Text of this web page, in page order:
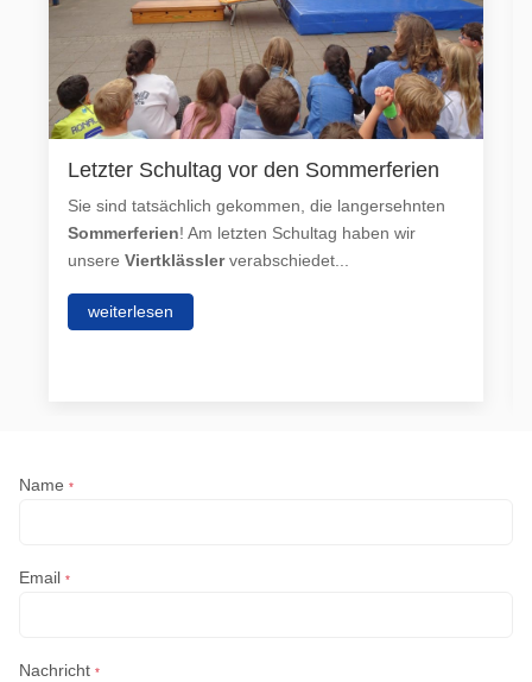
Letzter Schultag vor den Sommerferien
Sie sind tatsächlich gekommen, die langersehnten
Sommerferien! Am letzten Schultag haben wir
unsereViertklässlerverabschiedet...
weiterlesen
Name*
Email*
Nachricht*